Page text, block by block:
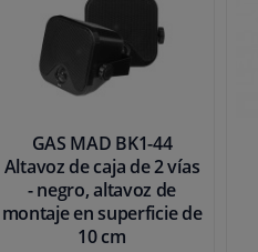
GAS MAD BK1-44
Altavoz de caja de 2 vías
- negro, altavoz de
montaje en superficie de
10 cm